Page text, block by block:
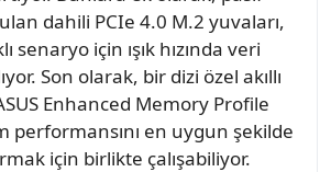
dahili PCIe 4.0 M.2 yuvaları,
senaryo için ışık hızında veri
Son olarak, bir dizi özel akıllı
Enhanced Memory Profile
performansını en uygun şekilde
için birlikte çalışabiliyor.